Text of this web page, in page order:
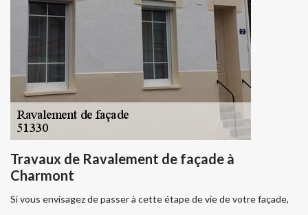
Travaux de Ravalement de façade à
Charmont
Si vous envisagez de passer à cette étape de vie de votre façade,